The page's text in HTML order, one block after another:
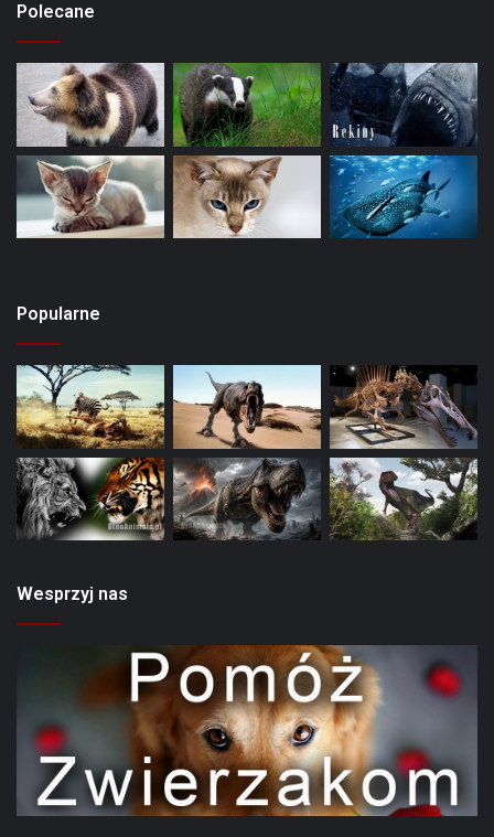
Polecane
Popularne
Wesprzyj nas